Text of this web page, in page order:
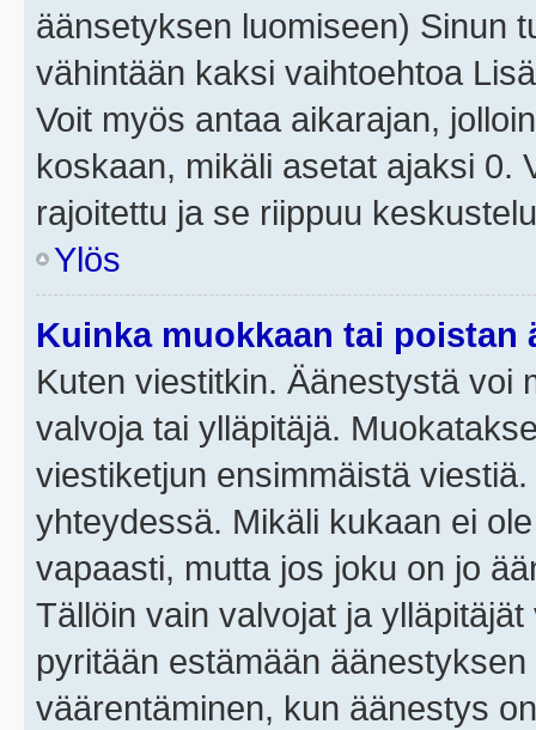
äänsetyksen luomiseen) Sinun
vähintään kaksi vaihtoehtoa
Voit myös antaa aikarajan,
koskaan, mikäli asetat ajaksi 0.
rajoitettu ja se riippuu
Ylös
Kuinka muokkaan tai poistan
Kuten viestitkin. Äänestystä voi
valvoja tai ylläpitäjä.
viestiketjun ensimmäistä
yhteydessä. Mikäli kukaan ei
vapaasti, mutta jos joku on jo
Tällöin vain valvojat ja
pyritään estämään
väärentäminen, kun äänestys